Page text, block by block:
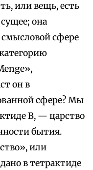
или вещь, есть
она
сфере
он в
сфере? Мы
В, — царство
бытия.
или
в тетрактиде